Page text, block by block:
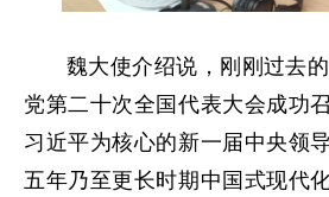
魏大使介绍说，刚刚过去
党第二十次全国代表大会成功
习近平为核心的新一届中央领
五年乃至更长时期中国式现代